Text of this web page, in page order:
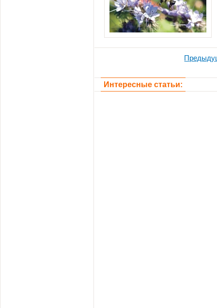
Интересные статьи: